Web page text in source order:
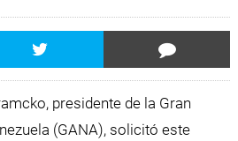
presidente de la Gran
(GANA), solicitó este